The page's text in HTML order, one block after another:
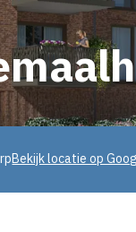
Bekijk locatie op